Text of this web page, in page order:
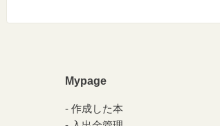
Mypage
作成した本